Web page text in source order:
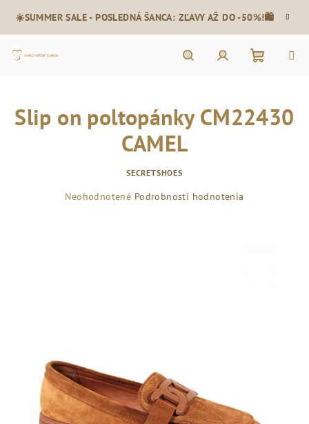
obsah
☀️SUMMER SALE - POSLEDNÁ ŠANCA: ZĽAVY AŽ DO -50%!🛍️
košík
Slip on poltopánky CM22430
CAMEL
SECRETSHOES
Priemerné
Neohodnotené Podrobnosti hodnotenia